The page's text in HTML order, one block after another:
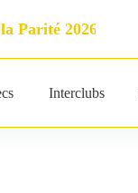
Parité 2026
Interclubs